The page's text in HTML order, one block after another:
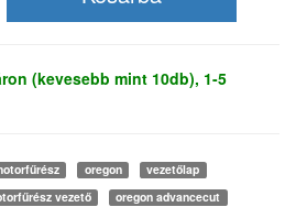
(kevesebb mint 10db), 1-5
oregon
vezetőlap
vezető
oregon advancecut